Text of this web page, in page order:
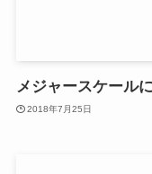
メジャースケール
2018年7月25日